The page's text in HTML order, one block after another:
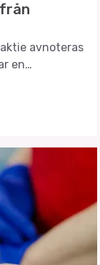
avnoteras
en